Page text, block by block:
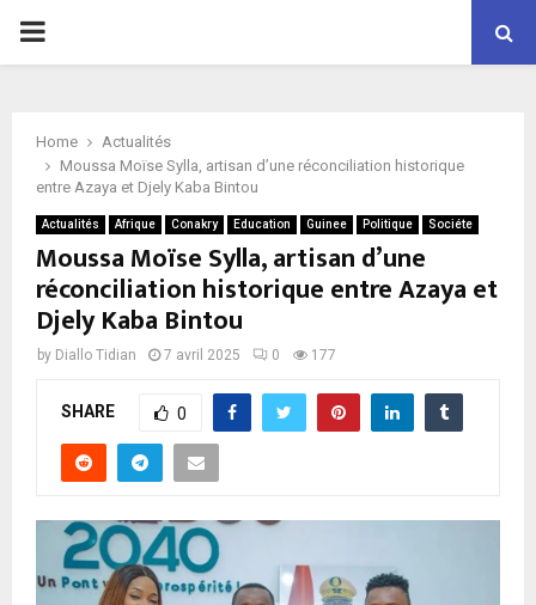
P
M
A
Home
Actualités
Moussa Moïse Sylla, artisan d’une réconciliation historique
entre Azaya et Djely Kaba Bintou
Actualités Afrique Conakry Education Guinee Politique Sociéte
Moussa Moïse Sylla, artisan d’une
réconciliation historique entre Azaya et
Djely Kaba Bintou
by Diallo Tidian 7 avril 2025 0 177
SHARE 0